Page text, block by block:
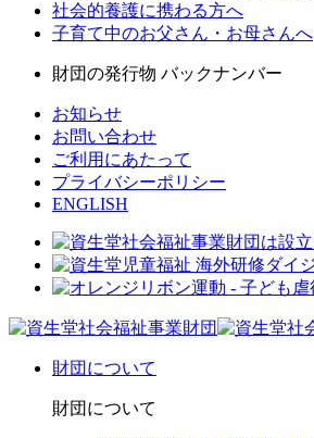
社会的養護に携わる方へ
子育て中のお父さん・お母さんへ
財団の発行物 バックナンバー
お知らせ
お問い合わせ
ご利用にあたって
プライバシーポリシー
ENGLISH
財団について
財団について